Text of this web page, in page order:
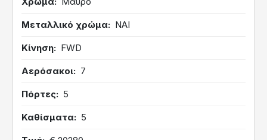
Μεταλλικό χρώμα ΝΑΙ
Κίνηση FWD
Αερόσακοι 7
Πόρτες 5
Καθίσματα 5